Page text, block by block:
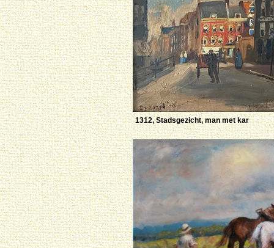
1312, Stadsgezicht, man met kar